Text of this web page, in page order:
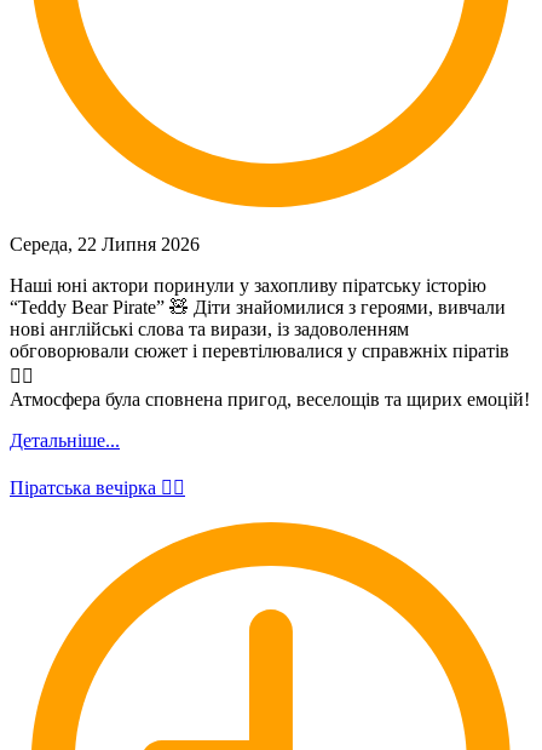
Середа, 22 Липня 2026
Наші юні актори поринули у захопливу піратську історію
“Teddy Bear Pirate” 🧸 Діти знайомилися з героями, вивчали
нові англійські слова та вирази, із задоволенням
обговорювали сюжет і перевтілювалися у справжніх піратів
🏴‍☠️
Атмосфера була сповнена пригод, веселощів та щирих емоцій!
Детальніше...
Піратська вечірка 🏴‍☠️